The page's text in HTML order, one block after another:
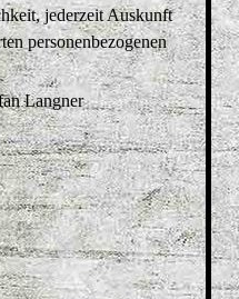
jederzeit Auskunft
personenbezogenen
Langner